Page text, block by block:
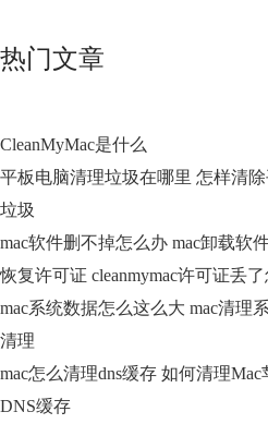
热门文章
CleanMyMac是什么
平板电脑清理垃圾在哪里 怎样清
垃圾
mac软件删不掉怎么办 mac卸载软
恢复许可证 cleanmymac许可证丢
mac系统数据怎么这么大 mac清理
清理
mac怎么清理dns缓存 如何清理Mac
DNS缓存